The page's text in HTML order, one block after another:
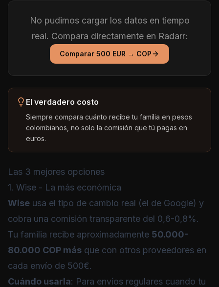
No pudimos cargar los datos en tiempo
real. Compara directamente en Radarr:
Comparar 500 EUR → COP
El verdadero costo
Siempre compara cuánto recibe tu familia en pesos
colombianos, no solo la comisión que tú pagas en
euros.
Las 3 mejores opciones
1. Wise - La más económica
Wise usa el tipo de cambio real (el de Google) y
cobra una comisión transparente del 0,6-0,8%.
Tu familia recibe aproximadamente 50.000-
80.000 COP más que con otros proveedores en
cada envío de 500€.
Cuándo usarla: Para envíos regulares cuando tu